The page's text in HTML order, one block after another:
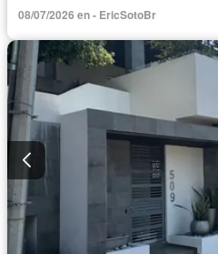
08/07/2026 en - EricSotoBr